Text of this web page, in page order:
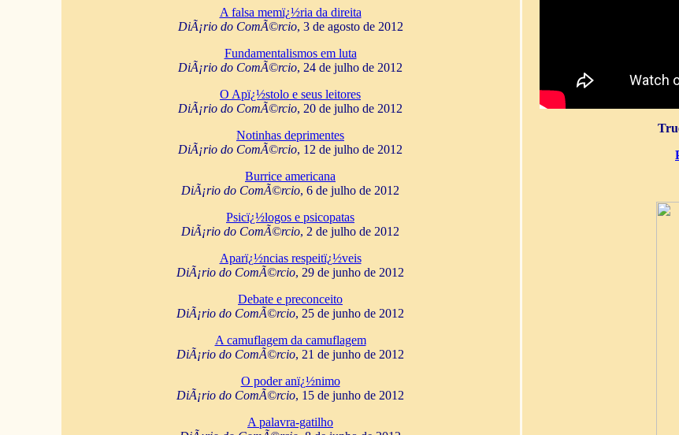
A falsa memï¿½ria da direita
DiÃ¡rio do ComÃ©rcio, 3 de agosto de 2012
Fundamentalismos em luta
DiÃ¡rio do ComÃ©rcio, 24 de julho de 2012
O Apï¿½stolo e seus leitores
DiÃ¡rio do ComÃ©rcio, 20 de julho de 2012
Notinhas deprimentes
DiÃ¡rio do ComÃ©rcio, 12 de julho de 2012
Burrice americana
DiÃ¡rio do ComÃ©rcio, 6 de julho de 2012
Psicï¿½logos e psicopatas
DiÃ¡rio do ComÃ©rcio, 2 de julho de 2012
Aparï¿½ncias respeitï¿½veis
DiÃ¡rio do ComÃ©rcio, 29 de junho de 2012
Debate e preconceito
DiÃ¡rio do ComÃ©rcio, 25 de junho de 2012
A camuflagem da camuflagem
DiÃ¡rio do ComÃ©rcio, 21 de junho de 2012
O poder anï¿½nimo
DiÃ¡rio do ComÃ©rcio, 15 de junho de 2012
A palavra-gatilho